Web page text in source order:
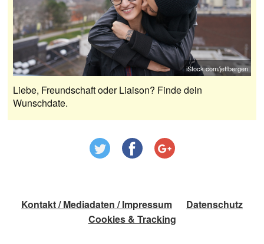
iStock.com/jeffbergen
Liebe, Freundschaft oder Liaison? Finde dein
Wunschdate.
Kontakt / Mediadaten / Impressum
Datenschutz
Cookies & Tracking